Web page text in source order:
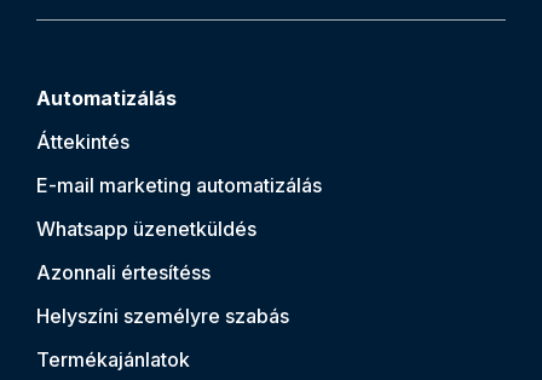
Automatizálás
Áttekintés
E-mail marketing automatizálás
Whatsapp üzenetküldés
Azonnali értesítéss
Helyszíni személyre szabás
Termékajánlatok